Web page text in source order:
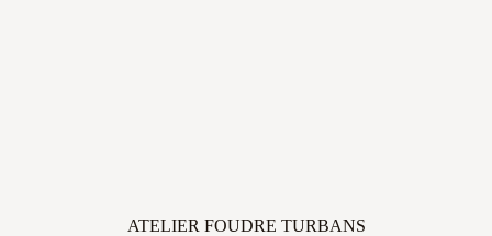
ATELIER FOUDRE TURBANS